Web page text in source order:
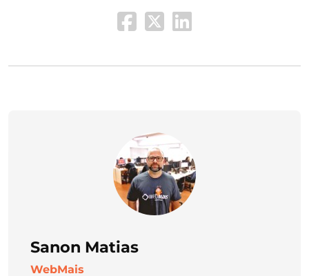
Sanon Matias
WebMais